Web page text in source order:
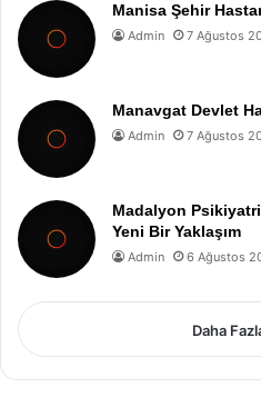
Manisa Şehir
Admin 7 Ağustos
Manavgat Devlet
Admin 7 Ağustos
Madalyon
Yeni Bir Yaklaşım
Admin 6 Ağustos
Daha